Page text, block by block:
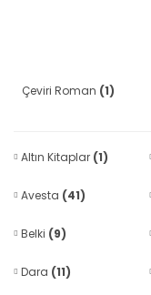
Çeviri Roman (1)
Altın Kitaplar (1)
Avesta (41)
Belki (9)
Dara (11)